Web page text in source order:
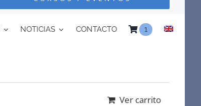
NOTICIAS CONTACTO 1
Ver carrito